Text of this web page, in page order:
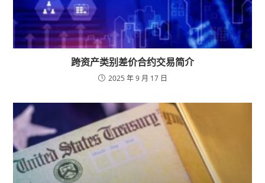
跨资产类别差价合约交易简介
2025 年 9 月 17 日